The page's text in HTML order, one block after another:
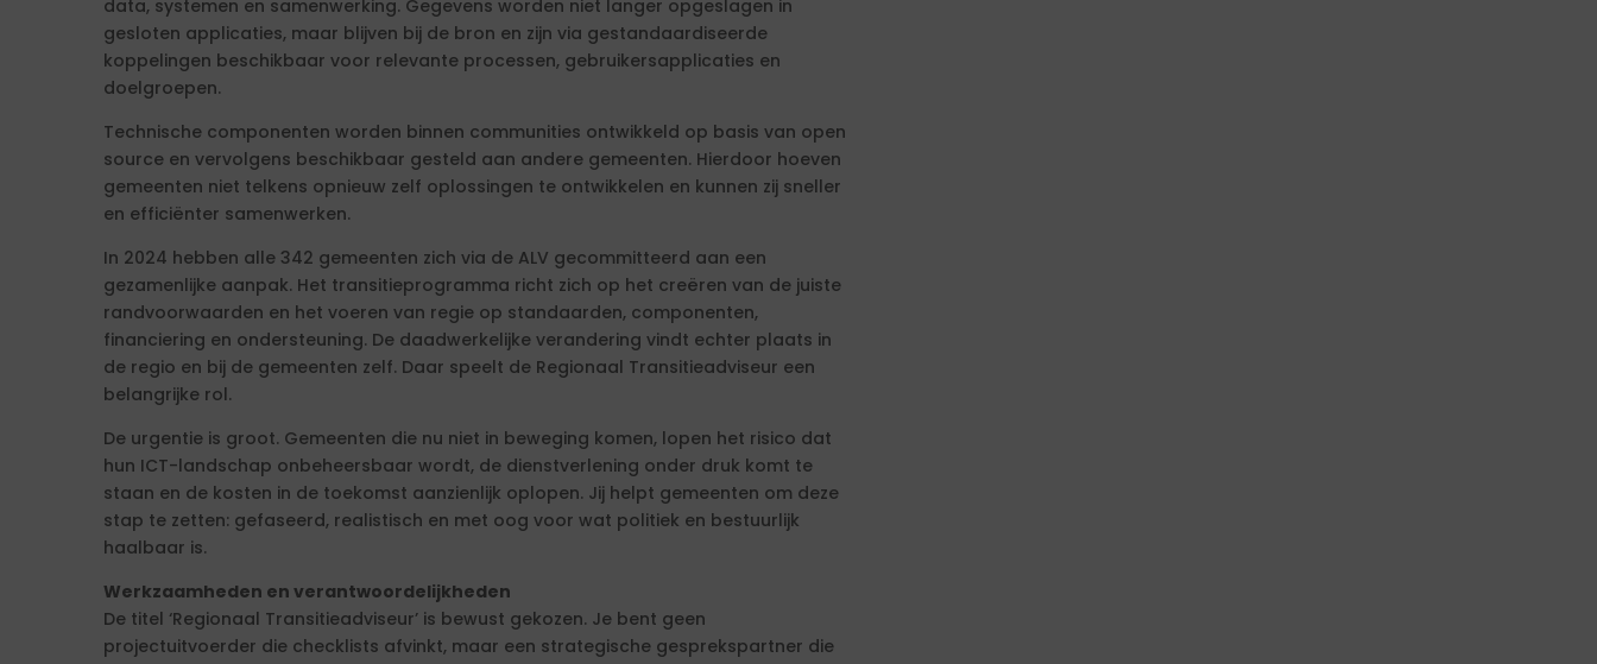
data, systemen en samenwerking. Gegevens worden niet langer opgeslagen in
gesloten applicaties, maar blijven bij de bron en zijn via gestandaardiseerde
koppelingen beschikbaar voor relevante processen, gebruikersapplicaties en
doelgroepen.
Technische componenten worden binnen communities ontwikkeld op basis van open
source en vervolgens beschikbaar gesteld aan andere gemeenten. Hierdoor hoeven
gemeenten niet telkens opnieuw zelf oplossingen te ontwikkelen en kunnen zij sneller
en efficiënter samenwerken.
In 2024 hebben alle 342 gemeenten zich via de ALV gecommitteerd aan een
gezamenlijke aanpak. Het transitieprogramma richt zich op het creëren van de juiste
randvoorwaarden en het voeren van regie op standaarden, componenten,
financiering en ondersteuning. De daadwerkelijke verandering vindt echter plaats in
de regio en bij de gemeenten zelf. Daar speelt de Regionaal Transitieadviseur een
belangrijke rol.
De urgentie is groot. Gemeenten die nu niet in beweging komen, lopen het risico dat
hun ICT-landschap onbeheersbaar wordt, de dienstverlening onder druk komt te
staan en de kosten in de toekomst aanzienlijk oplopen. Jij helpt gemeenten om deze
stap te zetten: gefaseerd, realistisch en met oog voor wat politiek en bestuurlijk
haalbaar is.
Werkzaamheden en verantwoordelijkheden
De titel ‘Regionaal Transitieadviseur’ is bewust gekozen. Je bent geen
projectuitvoerder die checklists afvinkt, maar een strategische gesprekspartner die